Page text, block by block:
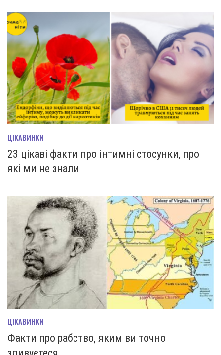
ЦІКАВИНКИ
23 цікаві факти про інтимні стосунки, про
які ми не знали
ЦІКАВИНКИ
Факти про рабство, яким ви точно